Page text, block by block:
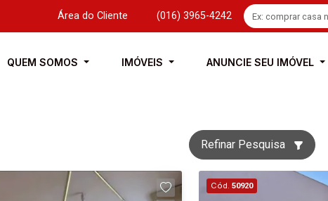
Área do Cliente (016) 3965-4242
QUEM SOMOS IMÓVEIS ANUNCIE SEU IMÓVEL
Refinar Pesquisa
Cód. 50920